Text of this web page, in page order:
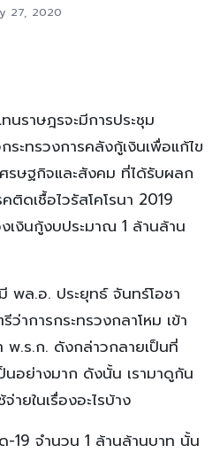
27, 2020
ราษฎรจะมีการประชุม
ะทรวงการคลังกู้เงินเพื่อแก้ไข
รษฐกิจและสังคม ที่ได้รับผลก
ติดเชื้อไวรัสโคโรนา 2019
งินกู้งบประมาณ 1 ล้านล้าน
พล.อ. ประยุทธ์ จันทร์โอชา
าการกระทรวงกลาโหม เข้า
พ.ร.ก. ดังกล่าวกลายเป็นที่
อย่างมาก ดังนั้น เรามาดูกัน
ายในเรื่องอะไรบ้าง
19 จำนวน 1 ล้านล้านบาท นั้น